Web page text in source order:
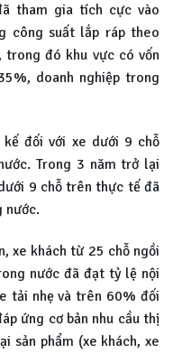
tham gia tích cực vào
công suất lắp ráp theo
trong đó khu vực có vốn
doanh nghiệp trong
đối với xe dưới 9 chỗ
Trong 3 năm trở lại
9 chỗ trên thực tế đã
nước.
xe khách từ 25 chỗ ngồi
nước đã đạt tỷ lệ nội
tải nhẹ và trên 60% đối
ứng cơ bản nhu cầu thị
sản phẩm (xe khách, xe